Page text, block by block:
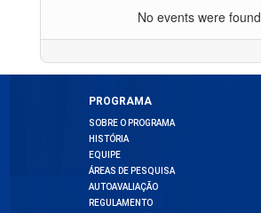
No events were found
PROGRAMA
SOBRE O PROGRAMA
HISTÓRIA
EQUIPE
ÁREAS DE PESQUISA
AUTOAVALIAÇÃO
REGULAMENTO